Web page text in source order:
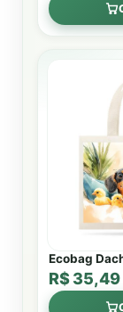
Ecobag
R$ 35,49